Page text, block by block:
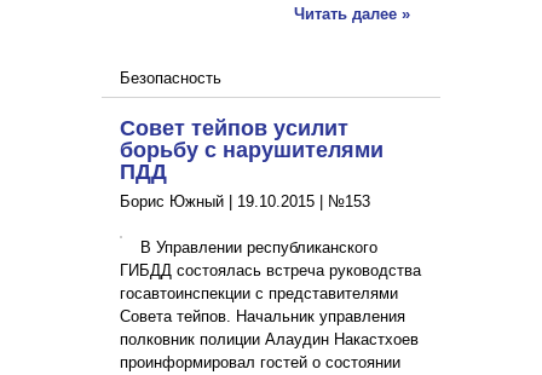
Читать далее »
Безопасность
Совет тейпов усилит
борьбу с нарушителями
ПДД
Борис Южный | 19.10.2015 №153
В Управлении республиканского
ГИБДД состоялась встреча руководства
госавтоинспекции с представителями
Совета тейпов. Начальник управления
полковник полиции Алаудин Накастхоев
проинформировал гостей о состоянии